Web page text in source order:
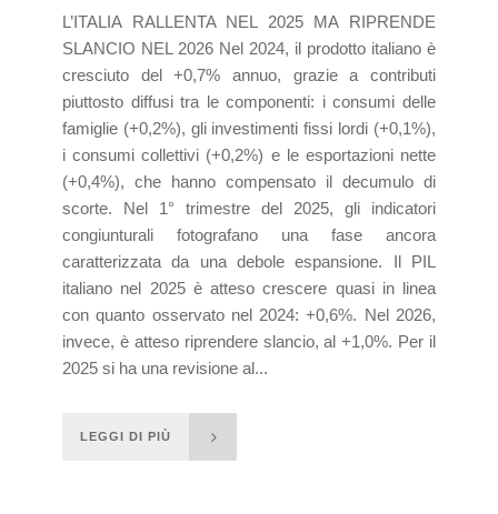
L’ITALIA RALLENTA NEL 2025 MA RIPRENDE
SLANCIO NEL 2026 Nel 2024, il prodotto italiano è
cresciuto del +0,7% annuo, grazie a contributi
piuttosto diffusi tra le componenti: i consumi delle
famiglie (+0,2%), gli investimenti fissi lordi (+0,1%),
i consumi collettivi (+0,2%) e le esportazioni nette
(+0,4%), che hanno compensato il decumulo di
scorte. Nel 1° trimestre del 2025, gli indicatori
congiunturali fotografano una fase ancora
caratterizzata da una debole espansione. Il PIL
italiano nel 2025 è atteso crescere quasi in linea
con quanto osservato nel 2024: +0,6%. Nel 2026,
invece, è atteso riprendere slancio, al +1,0%. Per il
2025 si ha una revisione al...
LEGGI DI PIÙ